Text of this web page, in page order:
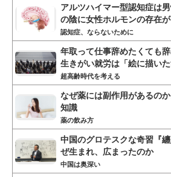
アルツハイマー型認知症は
の陰に女性ホルモンの存在が
認知症、ならないために
年取って仕事辞めたくても
生きがい就労は「絵に描い
超高齢時代を考える
なぜ薬には副作用があるの
知識
薬の飲み方
中国のグロテスクな奇習『
ぜ生まれ、広まったのか
中国は奥深い